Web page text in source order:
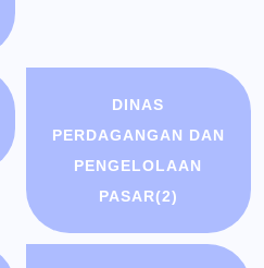
DINAS
PERDAGANGAN DAN
PENGELOLAAN
PASAR(2)